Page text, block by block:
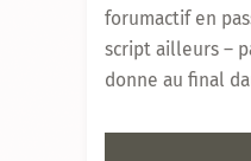
forumactif en
script ailleurs –
donne au final